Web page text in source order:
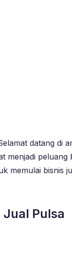
datang di
menjadi
bisnis
Pulsa